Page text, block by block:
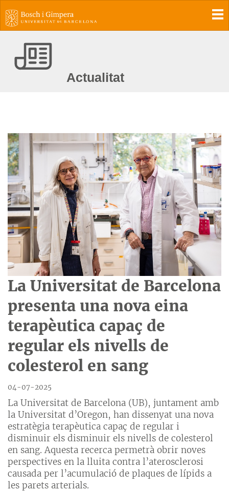
Actualitat
La Universitat de Barcelona
presenta una nova eina
terapèutica capaç de
regular els nivells de
colesterol en sang
04-07-2025
La Universitat de Barcelona (UB), juntament amb
la Universitat d’Oregon, han dissenyat una nova
estratègia terapèutica capaç de regular i
disminuir els disminuir els nivells de colesterol
en sang. Aquesta recerca permetrà obrir noves
perspectives en la lluita contra l’aterosclerosi
causada per l’acumulació de plaques de lípids a
les parets arterials.